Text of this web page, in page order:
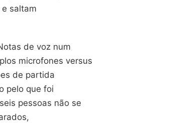
saltam
de voz num
microfones versus
de partida
pelo que foi
pessoas não se